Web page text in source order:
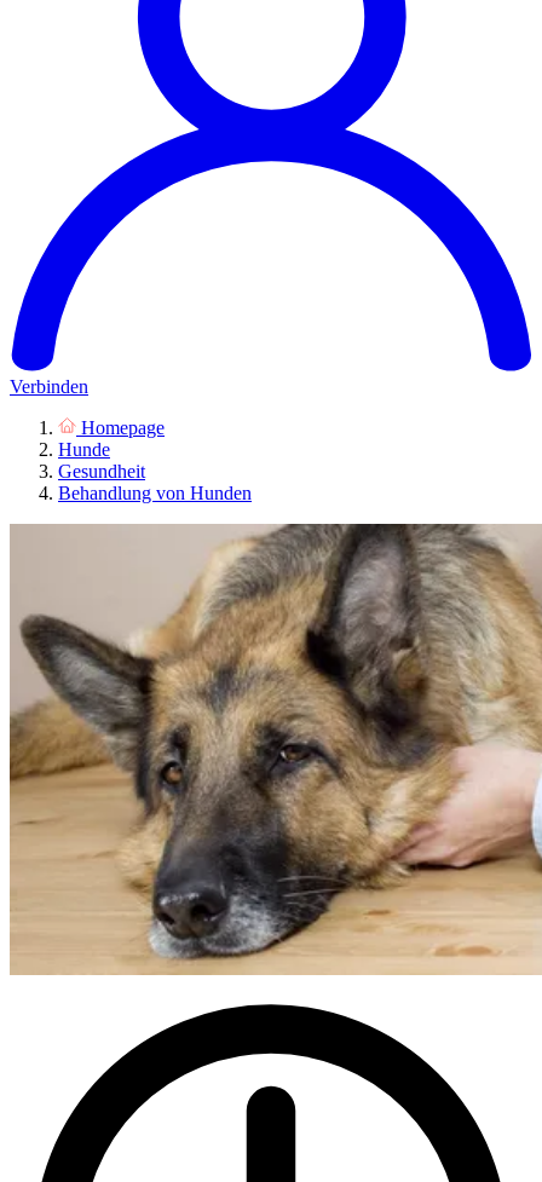
Verbinden
Homepage
Hunde
Gesundheit
Behandlung von Hunden